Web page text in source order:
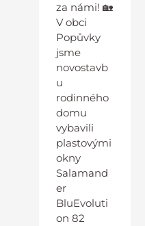
za námi! 🏡
V obci
Popůvky
jsme
novostavb
u
rodinného
domu
vybavili
plastovými
okny
Salamand
er
BluEvoluti
on 82